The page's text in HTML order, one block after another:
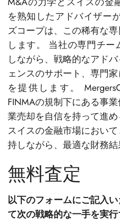
を熟知したアドバイザー
ズコープは、この稀有な
します。 当社の専門チー
しながら、戦略的なアド
ェンスのサポート、専門
を提供します。
FINMAの規制下にある事
業売却を自信を持って進
スイスの金融市場におい
持しながら、最適な財務結
無料査定
以下のフォームにご記入
て次の戦略的な一手を実